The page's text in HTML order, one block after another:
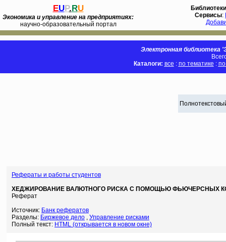
EUP.RU
Экономика и управление на предприятиях:
научно-образовательный портал
Библиотеки
Сервисы:
Электронная библиотека
Каталоги: все : по тематике :
Рефераты и работы студентов
ХЕДЖИРОВАНИЕ ВАЛЮТНОГО РИСКА С ПОМОЩЬЮ ФЬЮЧЕРСНЫХ
Реферат
Источник: Банк рефератов
Разделы: Биржевое дело , Управление рисками
Полный текст: HTML (открывается в новом окне)